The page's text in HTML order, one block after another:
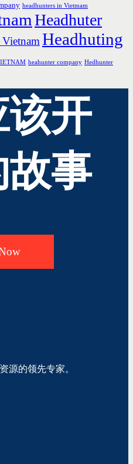
headhunters in Vietmam
Headhuter
VietnamHeadhuting
heahunter company Hedhunter
开
事
源的领先专家。